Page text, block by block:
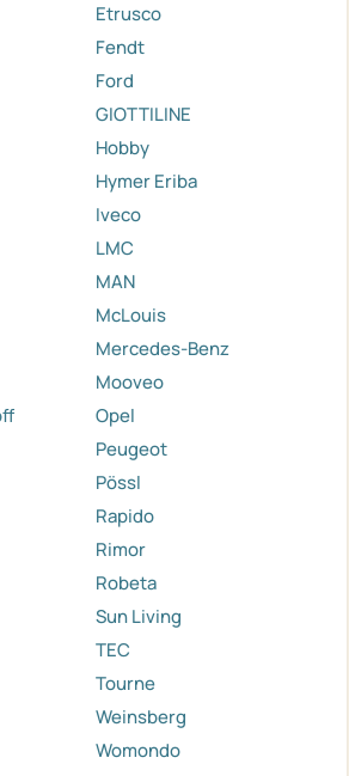
Etrusco
Fendt
Ford
GIOTTILINE
Hobby
Hymer Eriba
Iveco
LMC
MAN
McLouis
Mercedes-Benz
Mooveo
Opel
Peugeot
Pössl
Rapido
Rimor
Robeta
Sun Living
TEC
Tourne
Weinsberg
Womondo